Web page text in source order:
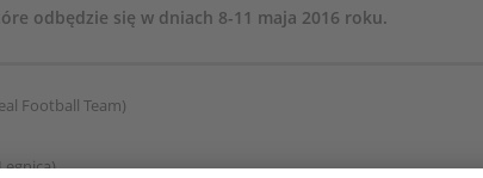
odbędzie się w dniach 8-11 maja 2016 roku.
Football Team)